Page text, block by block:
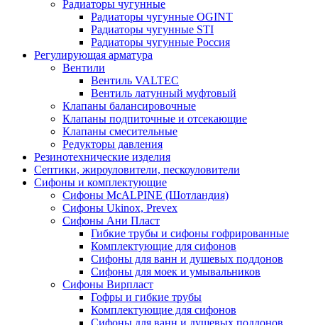
Радиаторы чугунные
Радиаторы чугунные OGINT
Радиаторы чугунные STI
Радиаторы чугунные Россия
Регулирующая арматура
Вентили
Вентиль VALTEC
Вентиль латунный муфтовый
Клапаны балансировочные
Клапаны подпиточные и отсекающие
Клапаны смесительные
Редукторы давления
Резинотехнические изделия
Септики, жироуловители, пескоуловители
Сифоны и комплектующие
Сифоны McALPINE (Шотландия)
Сифоны Ukinox, Prevex
Сифоны Ани Пласт
Гибкие трубы и сифоны гофрированные
Комплектующие для сифонов
Сифоны для ванн и душевых поддонов
Сифоны для моек и умывальников
Сифоны Вирпласт
Гофры и гибкие трубы
Комплектующие для сифонов
Сифоны для ванн и душевых поддонов